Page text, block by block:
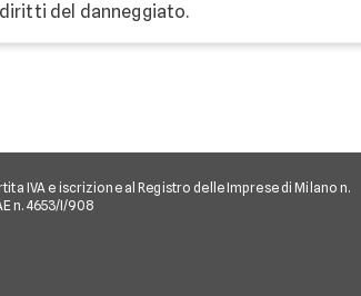
del danneggiato.
IVA e iscrizione al Registro delle Imprese di Milano n.
n. 4653/I/908